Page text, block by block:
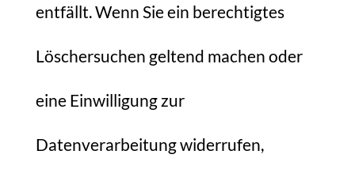
entfällt. Wenn Sie ein berechtigtes
Löschersuchen geltend machen oder
eine Einwilligung zur
Datenverarbeitung widerrufen,